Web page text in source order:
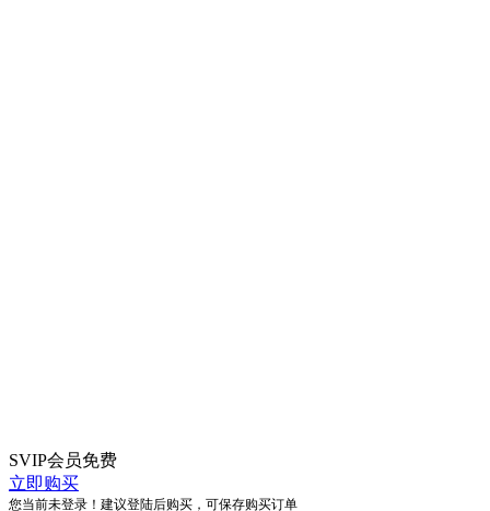
SVIP会员免费
立即购买
您当前未登录！建议登陆后购买，可保存购买订单